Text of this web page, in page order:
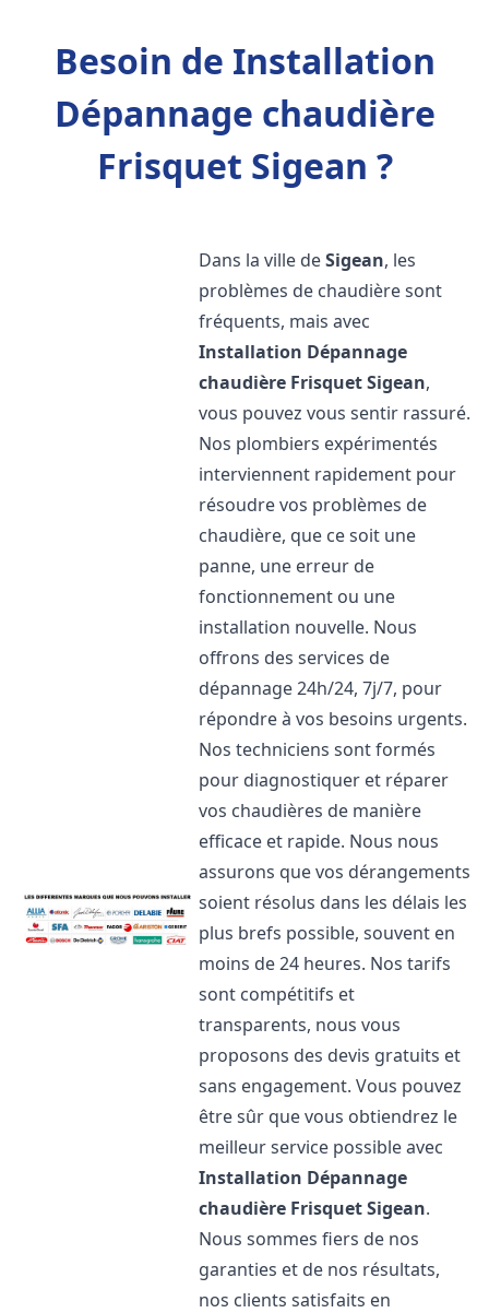
Besoin de Installation
Dépannage chaudière
Frisquet Sigean ?
Dans la ville deSigean, les
problèmes de chaudière sont
fréquents, mais avec
Installation Dépannage
chaudière FrisquetSigean,
vous pouvez vous sentir rassuré.
Nos plombiers expérimentés
interviennent rapidement pour
résoudre vos problèmes de
chaudière, que ce soit une
panne, une erreur de
fonctionnement ou une
installation nouvelle. Nous
offrons des services de
dépannage 24h/24, 7j/7, pour
répondre à vos besoins urgents.
Nos techniciens sont formés
pour diagnostiquer et réparer
vos chaudières de manière
efficace et rapide. Nous nous
assurons que vos dérangements
soient résolus dans les délais les
plus brefs possible, souvent en
moins de 24 heures. Nos tarifs
sont compétitifs et
transparents, nous vous
proposons des devis gratuits et
sans engagement. Vous pouvez
être sûr que vous obtiendrez le
meilleur service possible avec
Installation Dépannage
chaudière FrisquetSigean.
Nous sommes fiers de nos
garanties et de nos résultats,
nos clients satisfaits en